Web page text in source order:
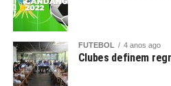
FUTEBOL 4 anos ago
Clubes definem